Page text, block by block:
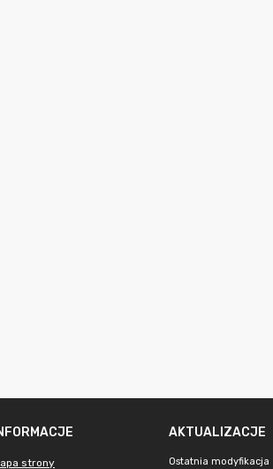
strony
AKTUALIZACJE
Ostatnia modyfikacja